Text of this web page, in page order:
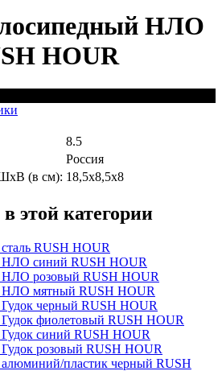
НЛО
HOUR
8.5
Россия
(в см): 18,5x8,5x8
этой категории
RUSH HOUR
НЛО синий RUSH HOUR
НЛО розовый RUSH HOUR
НЛО мятный RUSH HOUR
черный RUSH HOUR
фиолетовый RUSH HOUR
синий RUSH HOUR
розовый RUSH HOUR
пластик черный RUSH